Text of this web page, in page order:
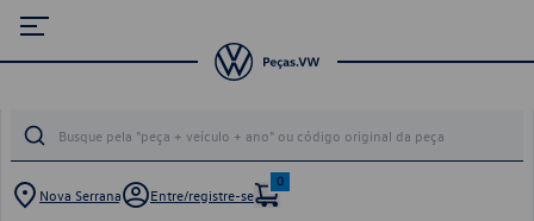
Nova Serrana Entre/registre-se
0